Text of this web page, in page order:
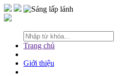
Trang chủ
Giới thiệu